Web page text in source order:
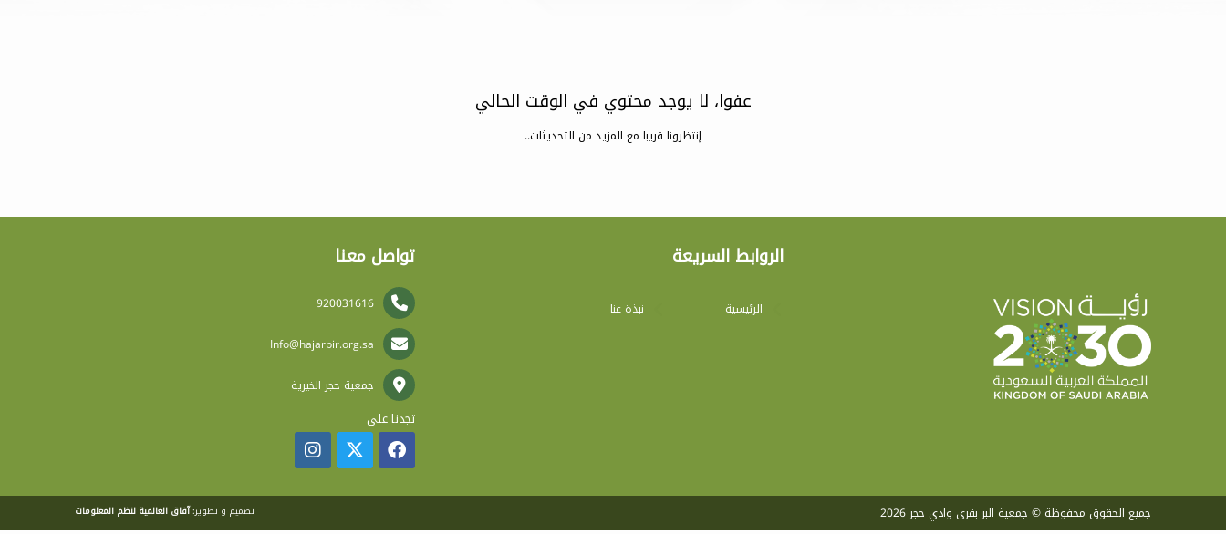
عفوا، لا يوجد محتوي في الوقت الحالي
إنتظرونا قريبا مع المزيد من التحديثات..
الروابط السريعة
الرئيسية نبذة عنا
تواصل معنا
920031616
Info@hajarbir.org.sa
جمعية حجر الخيرية
تجدنا على
جميع الحقوق محفوظة © جمعية البر بقرى وادي حجر 2026 تصميم و تطوير:آفاق العالمية لنظم المعلومات